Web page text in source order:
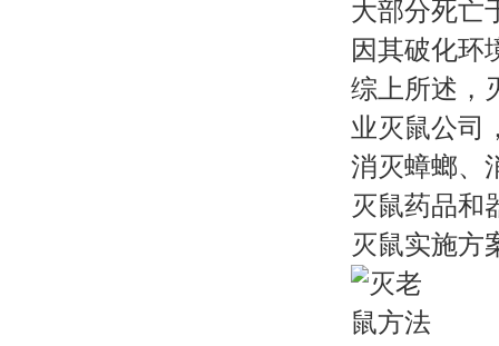
大部分死亡
因其破化环
综上所述，
业灭鼠公司
消灭蟑螂、
灭鼠药品和
灭鼠实施方